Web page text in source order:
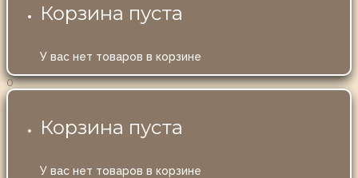
Корзина пуста
У вас нет товаров в корзине
0
Корзина пуста
У вас нет товаров в корзине